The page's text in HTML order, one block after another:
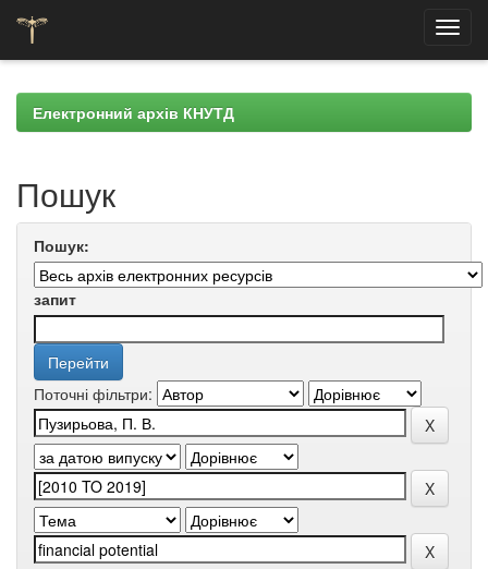
navigationЕлектронний архів КНУТД
Пошук
Пошук:
запит
Поточні фільтри: